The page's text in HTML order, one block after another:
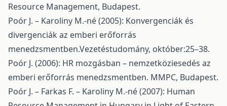
Resource Management, Budapest.
Poór J. – Karoliny M.-né (2005): Konvergenciák és
divergenciák az emberi erőforrás
menedzsmentben.Vezetéstudomány, október:25–38.
Poór J. (2006): HR mozgásban – nemzetköziesedés az
emberi erőforrás menedzsmentben. MMPC, Budapest.
Poór J. – Farkas F. – Karoliny M.-né (2007): Human